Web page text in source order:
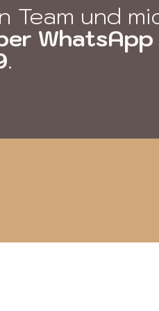
Team und
WhatsApp
.